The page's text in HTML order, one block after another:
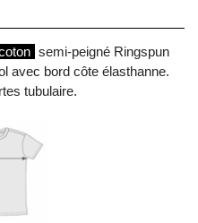
semi-peigné Ringspun
avec bord côte élasthanne.
tubulaire.